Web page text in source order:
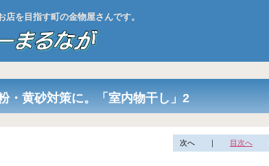
を目指す町の金物屋さんです。
・黄砂対策に。「室内物干し」2
次へ ｜ 目次へ